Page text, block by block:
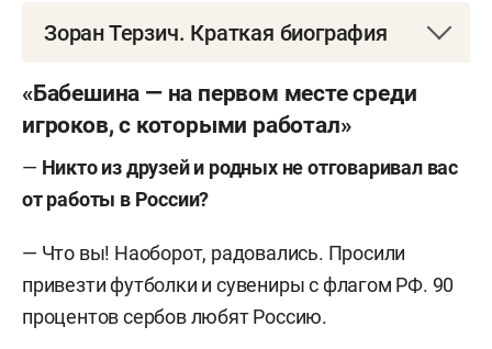
Зоран Терзич. Краткая биография
Главный тренер «Динамо – Ак Барса» и сборной
Дата рождения:9 июля 1966 года.
Место рождения:
Карьера главного тренера:
«Црвена Звезда»
(Белград, Югославия) — 1998–2005; сборная
Сербии — 2002–2022; «Метал» (Галац,
«Бабешина — на первом месте среди
игроков, с которыми работал»
— Никто из друзей и родных не отговаривал вас
от работы в России?
— Что вы! Наоборот, радовались. Просили
привезти футболки и сувениры с флагом РФ. 90
процентов сербов любят Россию.